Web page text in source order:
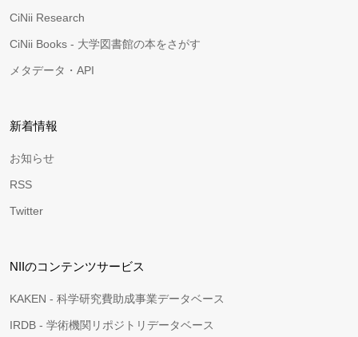
CiNii Research
CiNii Books - 大学図書館の本をさがす
メタデータ・API
新着情報
お知らせ
RSS
Twitter
NIIのコンテンツサービス
KAKEN - 科学研究費助成事業データベース
IRDB - 学術機関リポジトリデータベース